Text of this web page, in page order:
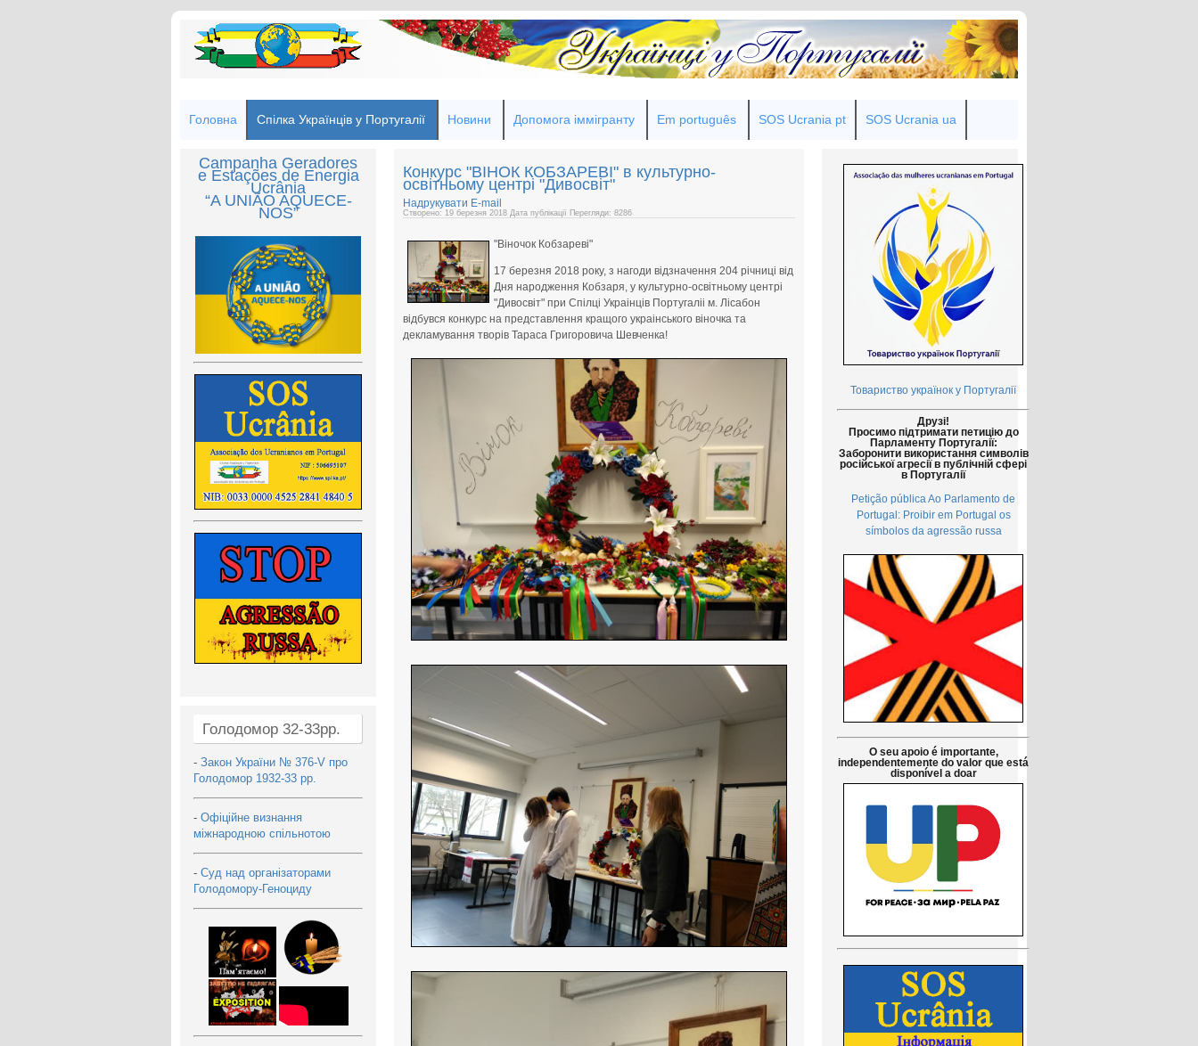
Головна Спілка Українців у Португалії Новини Допомога іммігранту Em português SOS Ucrania pt SOS Ucrania ua
Campanha Geradores
e Estações de Energia
Ucrânia
“A UNIÃO AQUECE-
NOS”
Голодомор 32-33рр.
- Закон України № 376-V про
Голодомор 1932-33 рр.
- Офіційне визнання
міжнародною спільнотою
- Суд над організаторами
Голодомору-Геноциду
Конкурс "ВІНОК КОБЗАРЕВІ" в культурно-
освітньому центрі "Дивосвіт"
Надрукувати E-mail
Створено: 19 березня 2018 Дата публікації Перегляди: 8286
"Віночок Кобзареві"
17 березня 2018 року, з нагоди відзначення 204 річниці від
Дня народження Кобзаря, у культурно-освітньому центрі
"Дивосвіт" при Спілці Украінців Португаліі м. Лісабон
відбувся конкурс на представлення кращого украінського віночка та
декламування творів Тараса Григоровича Шевченка!
Товариство українок у Португалії
Друзі!
Просимо підтримати петицію до
Парламенту Португалії:
Заборонити використання символів
російської агресії в публічній сфері
в Португалії
Petição pública Ao Parlamento de
Portugal: Proibir em Portugal os
símbolos da agressão russa
O seu apoio é importante,
independentemente do valor que está
disponível a doar